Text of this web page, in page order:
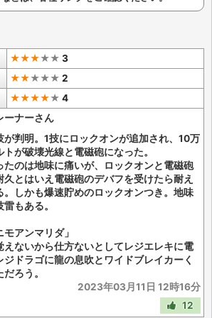
★★★★★ 3
★★★★★ 2
★★★★★ 4
ーナーさん
が判明。1技にロックオンが追加され、10万
が破壊光線と電磁砲になった。
たのは地味に痛いが、ロックオンと電磁砲
とはいえ電磁砲のデバフを受けたら耐え
。しかも爆速貯めのロックオンつき。地味
もある。
アンマリダ」
えないから仕方ないとしてレジエレキに電
ドラゴに龍の息吹とワイドブレイカーく
ろう。
2023年03月11日 12時16分
12